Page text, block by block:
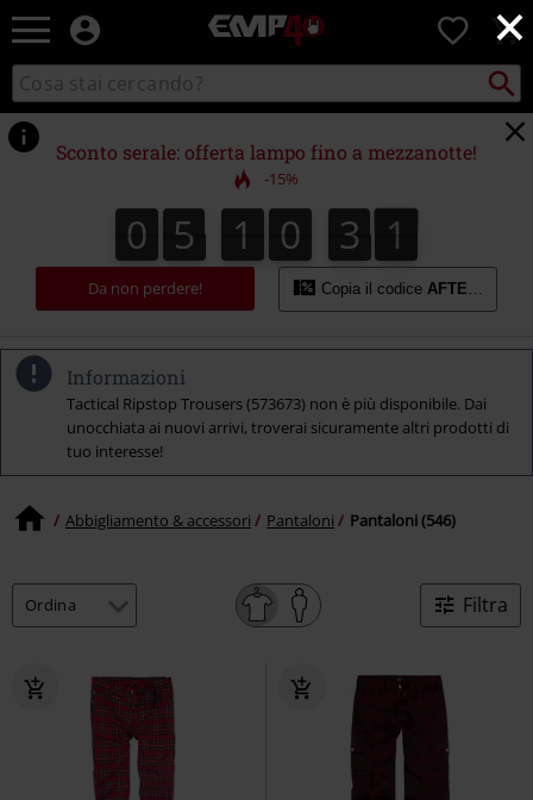
×
EMP
Musica,
Serie
&
Videogame
merch
Abbigliamento
Alternativo
0
Cerca
nel
catalogo
Cerca
Punto
di
ritiro
Sconto serale: offerta lampo fino a mezzanotte!
-15%
0
0 5
5 1
1 0
0 2
3
2
3 9
0
9
1
0
Da non perdere! Copia il codice AFTERWORK
Informazioni
Tactical Ripstop Trousers (573673) non è più disponibile. Dai
unocchiata ai nuovi arrivi, troverai sicuramente altri prodotti di
tuo interesse!
Abbigliamento & accessori Pantaloni Pantaloni (546)
Filtra